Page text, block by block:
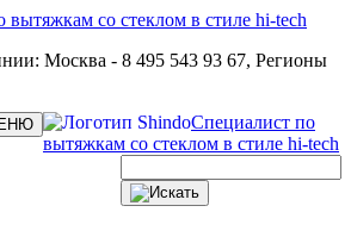
Москва - 8 495 543 93 67, Регионы
вытяжкам со стеклом в стиле hi-tech
Специалист по
вытяжкам со стеклом в стиле hi-tech